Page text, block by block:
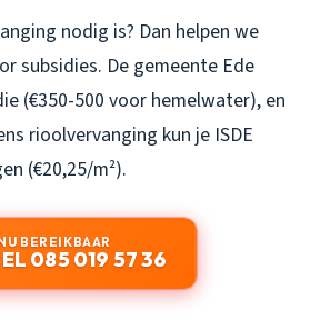
nodig is? Dan helpen we
subsidies. De gemeente Ede
(€350-500 voor hemelwater), en
rioolvervanging kun je ISDE
(€20,25/m²).
BEREIKBAAR
085 019 57 36